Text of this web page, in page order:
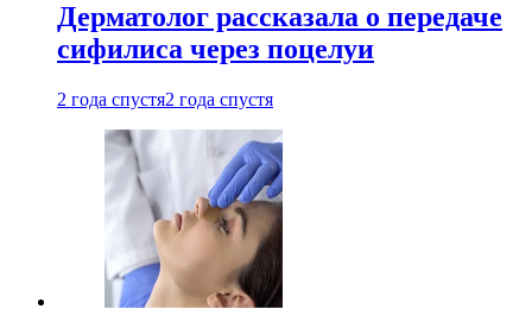
Дерматолог рассказала о передаче
сифилиса через поцелуи
2 года спустя2 года спустя